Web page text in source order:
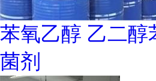
苯氧乙醇 乙二醇
菌剂